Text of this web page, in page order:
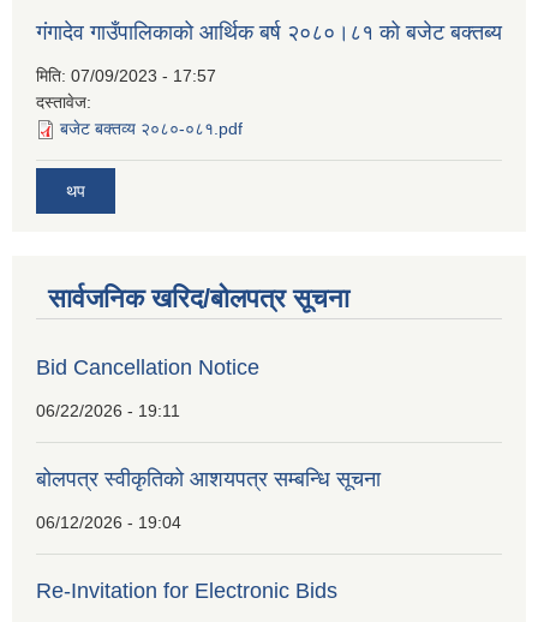
गंगादेव गाउँपालिकाको आर्थिक बर्ष २०८०।८१ को बजेट बक्तब्य
मिति: 07/09/2023 - 17:57
दस्तावेज:
बजेट बक्तव्य २०८०-०८१.pdf
थप
सार्वजनिक खरिद/बोलपत्र सूचना
Bid Cancellation Notice
06/22/2026 - 19:11
बोलपत्र स्वीकृतिको आशयपत्र सम्बन्धि सूचना
06/12/2026 - 19:04
Re-Invitation for Electronic Bids